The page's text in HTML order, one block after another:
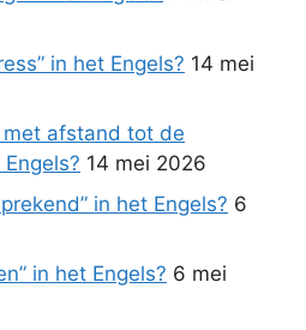
in het Engels? 14 mei
met afstand tot de
14 mei 2026
in het Engels? 6
in het Engels? 6 mei